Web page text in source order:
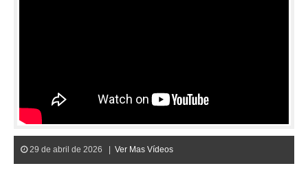
29 de abril de 2026 | Ver Mas Vídeos